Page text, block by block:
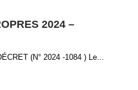
2024 –
(N° 2024 -1084 ) Le...